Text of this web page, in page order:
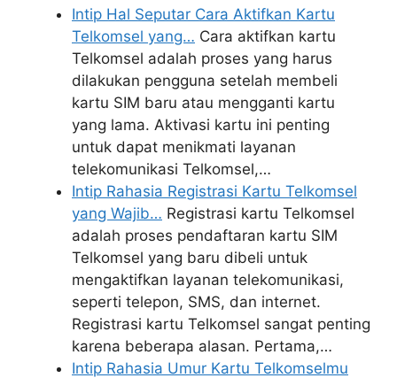
Intip Hal Seputar Cara Aktifkan Kartu
Telkomsel yang… Cara aktifkan kartu
Telkomsel adalah proses yang harus
dilakukan pengguna setelah membeli
kartu SIM baru atau mengganti kartu
yang lama. Aktivasi kartu ini penting
untuk dapat menikmati layanan
telekomunikasi Telkomsel,…
Intip Rahasia Registrasi Kartu Telkomsel
yang Wajib… Registrasi kartu Telkomsel
adalah proses pendaftaran kartu SIM
Telkomsel yang baru dibeli untuk
mengaktifkan layanan telekomunikasi,
seperti telepon, SMS, dan internet.
Registrasi kartu Telkomsel sangat penting
karena beberapa alasan. Pertama,…
Intip Rahasia Umur Kartu Telkomselmu